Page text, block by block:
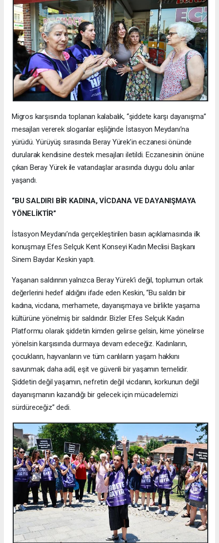
Migros karşısında toplanan kalabalık, “şiddete karşı dayanışma”
mesajları vererek sloganlar eşliğinde İstasyon Meydanı’na
yürüdü. Yürüyüş sırasında Beray Yürek’in eczanesi önünde
durularak kendisine destek mesajları iletildi. Eczanesinin önüne
çıkan Beray Yürek ile vatandaşlar arasında duygu dolu anlar
yaşandı.
“BU SALDIRI BİR KADINA, VİCDANA VE DAYANIŞMAYA
YÖNELİKTİR”
İstasyon Meydanı’nda gerçekleştirilen basın açıklamasında ilk
konuşmayı Efes Selçuk Kent Konseyi Kadın Meclisi Başkanı
Sinem Baydar Keskin yaptı.
Yaşanan saldırının yalnızca Beray Yürek’i değil, toplumun ortak
değerlerini hedef aldığını ifade eden Keskin, “Bu saldırı bir
kadına, vicdana, merhamete, dayanışmaya ve birlikte yaşama
kültürüne yönelmiş bir saldırıdır. Bizler Efes Selçuk Kadın
Platformu olarak şiddetin kimden gelirse gelsin, kime yönelirse
yönelsin karşısında durmaya devam edeceğiz. Kadınların,
çocukların, hayvanların ve tüm canlıların yaşam hakkını
savunmak; daha adil, eşit ve güvenli bir yaşamın temelidir.
Şiddetin değil yaşamın, nefretin değil vicdanın, korkunun değil
dayanışmanın kazandığı bir gelecek için mücadelemizi
sürdüreceğiz” dedi.